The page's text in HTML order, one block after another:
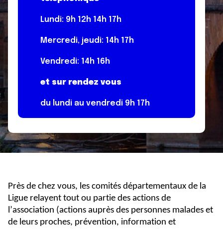
Lundi: 9h 12h 14h 17h
Mercredi, jeudi: 14h 17h
Vendredi: 14h 16h
et sur rendez vous
du lundi au vendredi 9h 17h
Près de chez vous, les comités départementaux de la
Ligue relayent tout ou partie des actions de
l’association (actions auprès des personnes malades et
de leurs proches, prévention, information et